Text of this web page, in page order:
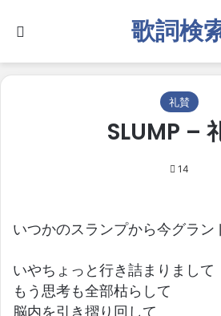
歌詞検
礼賛
SLUMP –
14
いつかのスランプから今グラン
いやちょっと行き詰まりまして
もう思考も全部枯らして
脳内を引き摺り回して